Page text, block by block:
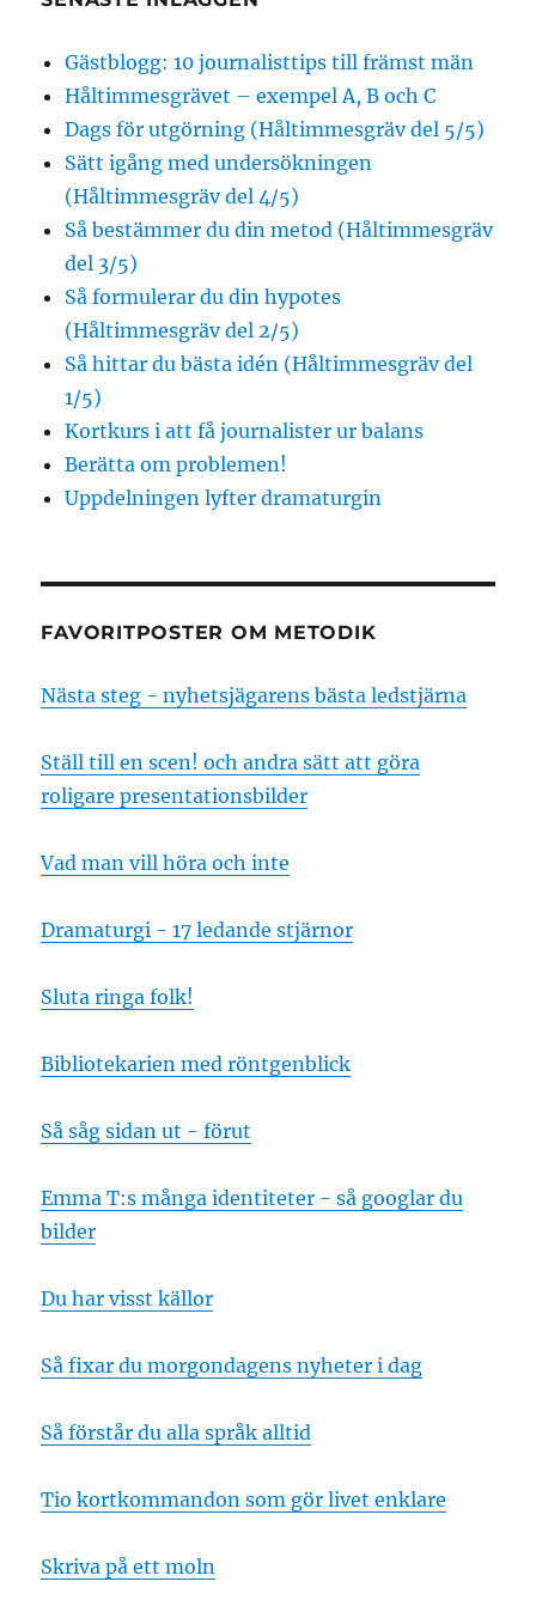
Gästblogg: 10 journalisttips till främst män
Håltimmesgrävet – exempel A, B och C
Dags för utgörning (Håltimmesgräv del 5/5)
Sätt igång med undersökningen
(Håltimmesgräv del 4/5)
Så bestämmer du din metod (Håltimmesgräv
del 3/5)
Så formulerar du din hypotes
(Håltimmesgräv del 2/5)
Så hittar du bästa idén (Håltimmesgräv del
1/5)
Kortkurs i att få journalister ur balans
Berätta om problemen!
Uppdelningen lyfter dramaturgin
FAVORITPOSTER OM METODIK
Nästa steg - nyhetsjägarens bästa ledstjärna
Ställ till en scen! och andra sätt att göra
roligare presentationsbilder
Vad man vill höra och inte
Dramaturgi - 17 ledande stjärnor
Sluta ringa folk!
Bibliotekarien med röntgenblick
Så såg sidan ut - förut
Emma T:s många identiteter - så googlar du
bilder
Du har visst källor
Så fixar du morgondagens nyheter i dag
Så förstår du alla språk alltid
Tio kortkommandon som gör livet enklare
Skriva på ett moln